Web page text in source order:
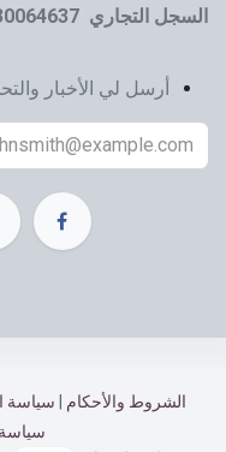
السجل التجاري 4030064637
أرسل لي الأخبار
الشروط والأحكام
سياسة